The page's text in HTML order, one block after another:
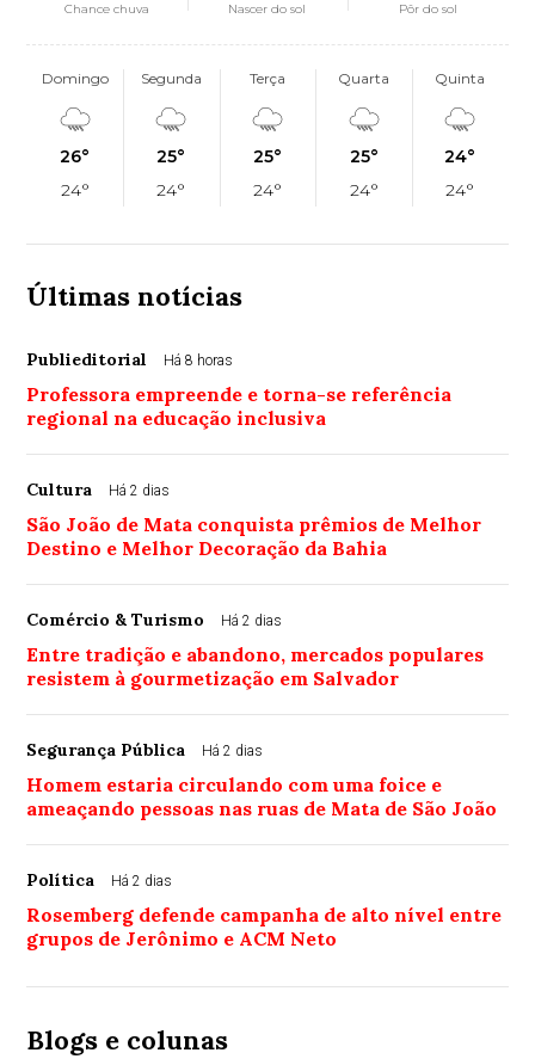
Chance chuva Nascer do sol Pôr do sol
Domingo
26°
24°
Segunda
25°
24°
Terça
25°
24°
Quarta
25°
24°
Quinta
24°
24°
Últimas notícias
Publieditorial Há 8 horas
Professora empreende e torna-se referência
regional na educação inclusiva
Cultura Há 2 dias
São João de Mata conquista prêmios de Melhor
Destino e Melhor Decoração da Bahia
Comércio & Turismo Há 2 dias
Entre tradição e abandono, mercados populares
resistem à gourmetização em Salvador
Segurança Pública Há 2 dias
Homem estaria circulando com uma foice e
ameaçando pessoas nas ruas de Mata de São João
Política Há 2 dias
Rosemberg defende campanha de alto nível entre
grupos de Jerônimo e ACM Neto
Blogs e colunas